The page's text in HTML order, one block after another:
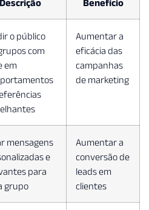
Descrição Benefício
o público
com
em
Aumentar a
eficácia das
campanhas
de marketing
mensagens
e
para
grupo
Aumentar a
conversão de
leads em
clientes